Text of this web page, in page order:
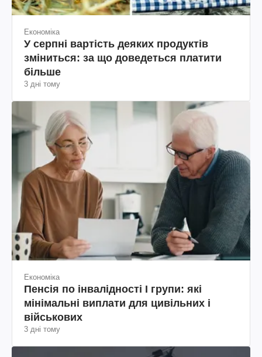
Економіка
У серпні вартість деяких продуктів
зміниться: за що доведеться платити
більше
3 дні тому
Економіка
Пенсія по інвалідності I групи: які
мінімальні виплати для цивільних і
військових
3 дні тому